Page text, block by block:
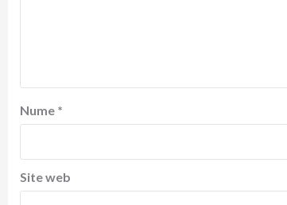
Nume *
Site web